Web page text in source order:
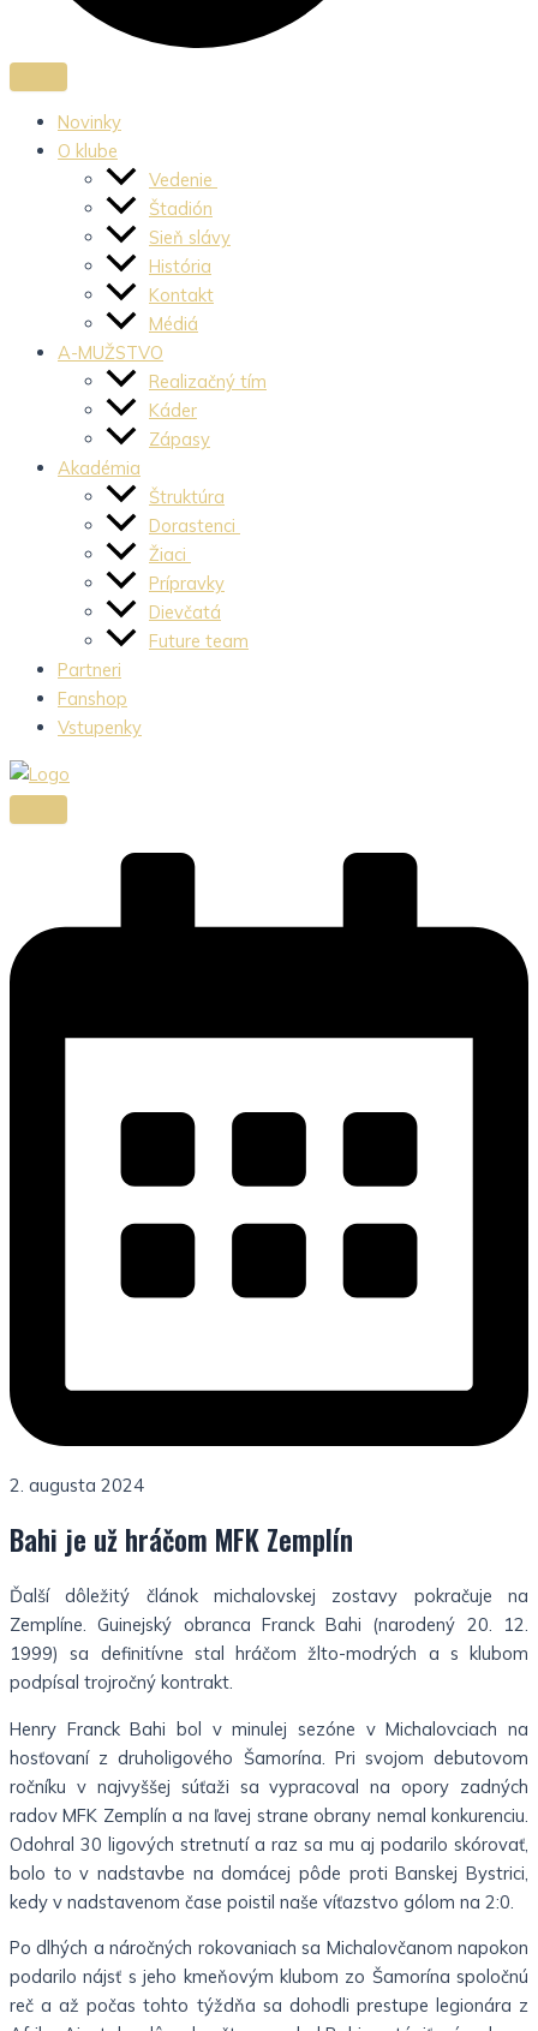
Novinky
O klube
Vedenie
Štadión
Sieň slávy
História
Kontakt
Médiá
A-MUŽSTVO
Realizačný tím
Káder
Zápasy
Akadémia
Štruktúra
Dorastenci
Žiaci
Prípravky
Dievčatá
Future team
Partneri
Fanshop
Vstupenky
2. augusta 2024
Bahi je už hráčom MFK Zemplín
Ďalší dôležitý článok michalovskej zostavy pokračuje na
Zemplíne. Guinejský obranca Franck Bahi (narodený 20. 12.
1999) sa definitívne stal hráčom žlto-modrých a s klubom
podpísal trojročný kontrakt.
Henry Franck Bahi bol v minulej sezóne v Michalovciach na
hosťovaní z druholigového Šamorína. Pri svojom debutovom
ročníku v najvyššej súťaži sa vypracoval na opory zadných
radov MFK Zemplín a na ľavej strane obrany nemal konkurenciu.
Odohral 30 ligových stretnutí a raz sa mu aj podarilo skórovať,
bolo to v nadstavbe na domácej pôde proti Banskej Bystrici,
kedy v nadstavenom čase poistil naše víťazstvo gólom na 2:0.
Po dlhých a náročných rokovaniach sa Michalovčanom napokon
podarilo nájsť s jeho kmeňovým klubom zo Šamorína spoločnú
reč a až počas tohto týždňa sa dohodli prestupe legionára z